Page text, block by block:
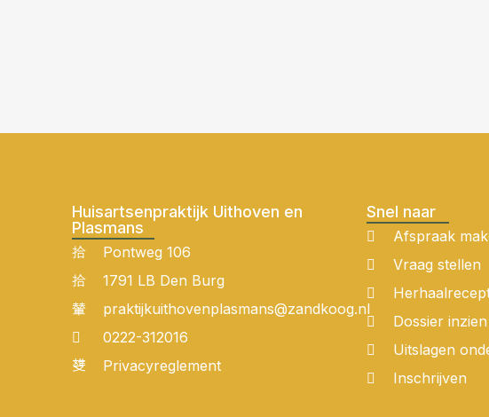
Huisartsenpraktijk Uithoven en
Plasmans
Pontweg 106
1791 LB Den Burg
praktijkuithovenplasmans@zandkoog.nl
0222-312016
Privacyreglement
Snel naar
Afspraak
Vraag stellen
Dossier inzien
Uitslagen
Inschrijven